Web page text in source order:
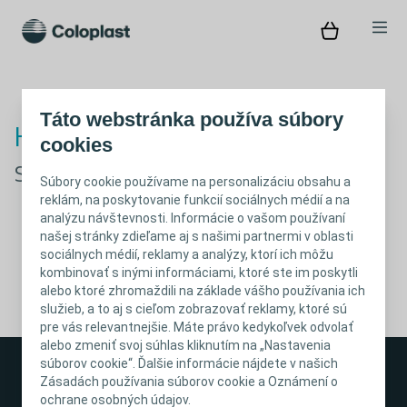
Táto webstránka používa súbory
cookies
Súbory cookie používame na personalizáciu obsahu a
reklám, na poskytovanie funkcií sociálnych médií a na
analýzu návštevnosti. Informácie o vašom používaní
našej stránky zdieľame aj s našimi partnermi v oblasti
sociálnych médií, reklamy a analýzy, ktorí ich môžu
kombinovať s inými informáciami, ktoré ste im poskytli
alebo ktoré zhromaždili na základe vášho používania ich
služieb, a to aj s cieľom zobrazovať reklamy, ktoré sú
pre vás relevantnejšie. Máte právo kedykoľvek odvolať
alebo zmeniť svoj súhlas kliknutím na „Nastavenia
súborov cookie“. Ďalšie informácie nájdete v našich
Zásadách používania súborov cookie a Oznámení o
ochrane osobných údajov.
Hops, niečo sa pokazilo!
Stránka ktorú hľadáte, zrejme chýba